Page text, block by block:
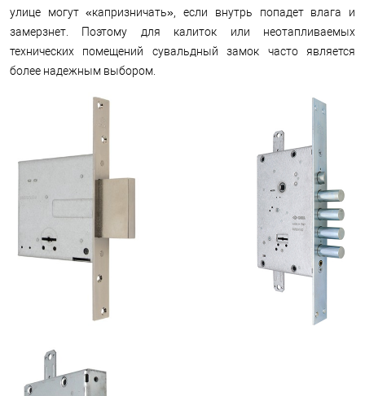
улице могут «капризничать», если внутрь попадет влага и
замерзнет. Поэтому для калиток или неотапливаемых
технических помещений сувальдный замок часто является
более надежным выбором.